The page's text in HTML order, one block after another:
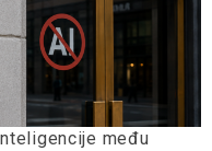
među